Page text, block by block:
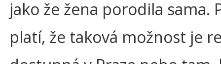
jako že žena porodila sama.
platí, že taková možnost je